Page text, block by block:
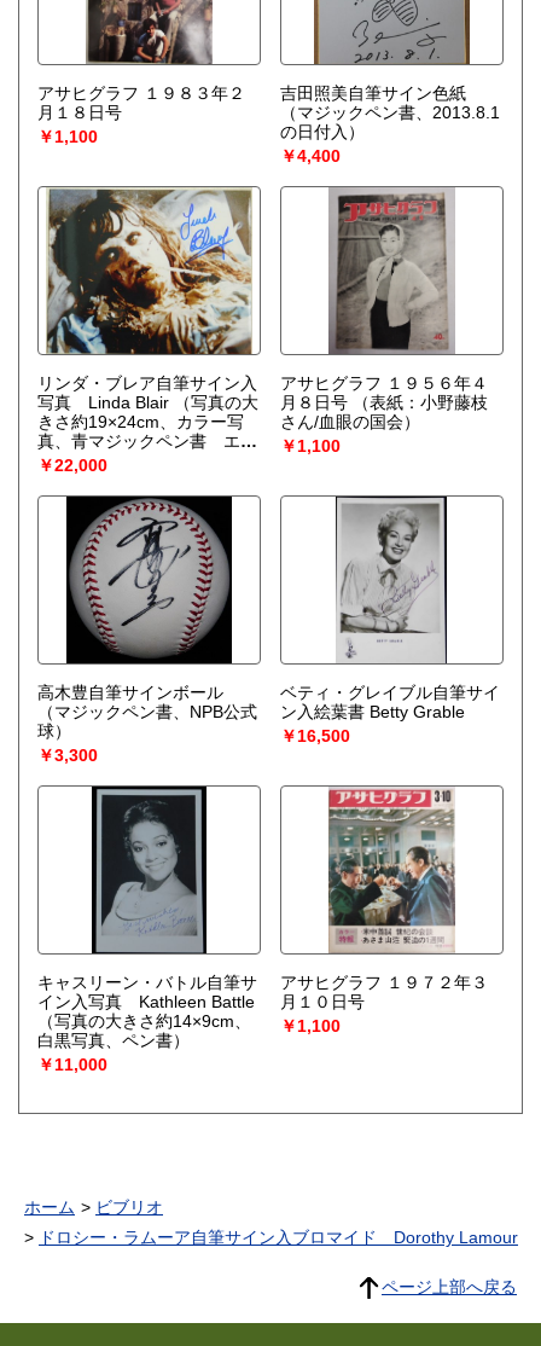
アサヒグラフ １９８３年２
月１８日号
￥1,100
吉田照美自筆サイン色紙
（マジックペン書、2013.8.1
の日付入）
￥4,400
リンダ・ブレア自筆サイン入
写真 Linda Blair
（写真の大
きさ約19×24cm、カラー写
真、青マジックペン書 エク
ソシストのシーン）
￥22,000
アサヒグラフ １９５６年４
月８日号
（表紙：小野藤枝
さん/血眼の国会）
￥1,100
高木豊自筆サインボール
（マジックペン書、NPB公式
球）
￥3,300
ベティ・グレイブル自筆サイ
ン入絵葉書 Betty Grable
￥16,500
キャスリーン・バトル自筆サ
イン入写真 Kathleen Battle
（写真の大きさ約14×9cm、
白黒写真、ペン書）
￥11,000
アサヒグラフ １９７２年３
月１０日号
￥1,100
ホーム
ビブリオ
ドロシー・ラムーア自筆サイン入ブロマイド Dorothy Lamour
ページ上部へ戻る